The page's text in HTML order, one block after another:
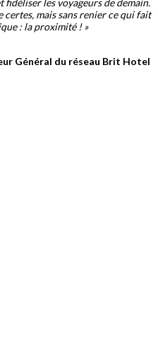
certes, mais sans renier ce qui fait
: la proximité ! »
Général du réseau Brit Hotel